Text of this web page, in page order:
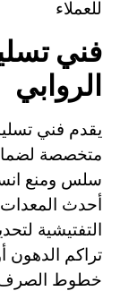
للعملاء
فني
الروابي
يقدم فني
متخصصة
سلس ومنع
أحدث المعدات
التفتيشية
تراكم الدهون
خطوط